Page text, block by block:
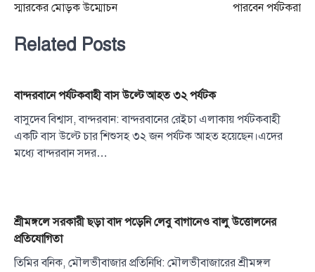
স্মারকের মোড়ক উম্মোচন
পারবেন পর্যটকরা
Related Posts
বান্দরবানে পর্যটকবাহী বাস উল্টে আহত ৩২ পর্যটক
বাসুদেব বিশ্বাস, বান্দরবান: বান্দরবানের রেইচা এলাকায় পর্যটকবাহী
একটি বাস উল্টে চার শিশুসহ ৩২ জন পর্যটক আহত হয়েছেন।এদের
মধ্যে বান্দরবান সদর…
শ্রীমঙ্গলে সরকারী ছড়া বাদ পড়েনি লেবু বাগানেও বালু উত্তোলনের
প্রতিযোগিতা
তিমির বনিক, মৌলভীবাজার প্রতিনিধি: মৌলভীবাজারের শ্রীমঙ্গল